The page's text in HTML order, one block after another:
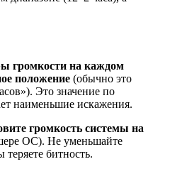
громкости на каждом
положение (обычно это
Это значение по
наименьшие искажения.
громкость системы на
ОС). Не уменьшайте
битность.